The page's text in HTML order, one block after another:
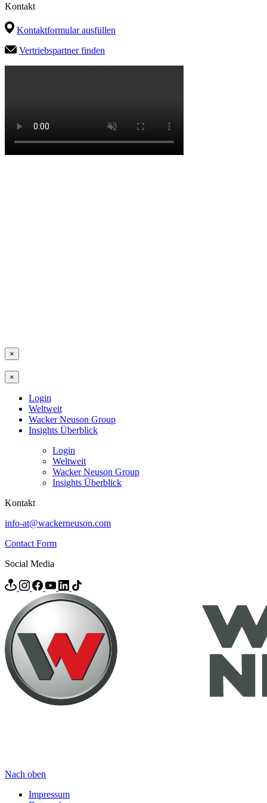
Kontakt
Kontaktformular ausfüllen
Vertriebspartner finden
×
×
Login
Weltweit
Wacker Neuson Group
Insights Überblick
Login
Weltweit
Wacker Neuson Group
Insights Überblick
Kontakt
info-at@wackerneuson.com
Contact Form
Social Media
Nach oben
Impressum